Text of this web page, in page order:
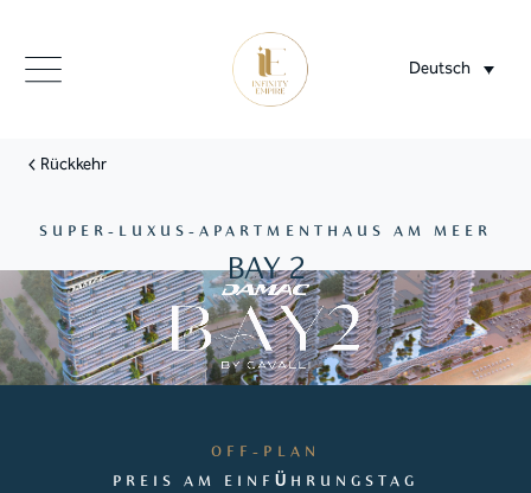
Deutsch
Rückkehr
SUPER-LUXUS-APARTMENTHAUS AM MEER
BAY 2
OFF-PLAN
PREIS AM EINFÜHRUNGSTAG